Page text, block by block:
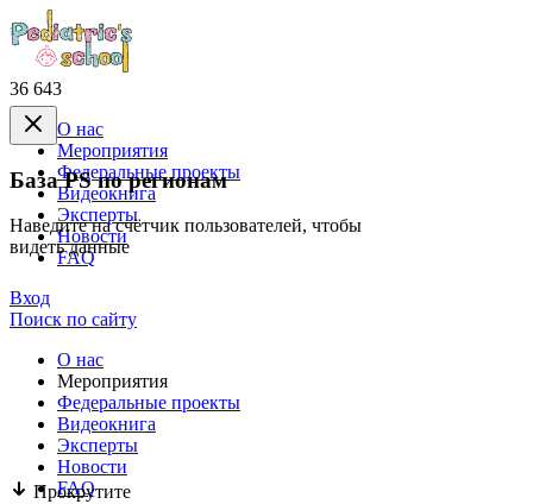
36 643
База PS по регионам
Наведите на счётчик пользователей, чтобы
видеть данные
Прокрутите
О нас
Mероприятия
Федеральные проекты
Видеокнига
Эксперты
Новости
FAQ
Вход
Поиск по сайту
О нас
Mероприятия
Федеральные проекты
Видеокнига
Эксперты
Новости
FAQ